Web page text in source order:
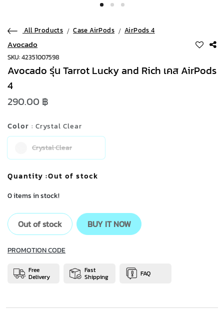
All Products Case AirPods AirPods 4
Avocado
SKU: 42351007598
Avocado รุ่น Tarrot Lucky and Rich เคส AirPods
4
290.00 ฿
Color : Crystal Clear
Crystal Clear
Quantity :Out of stock
0 items in stock!
Out of stock BUY IT NOW
PROMOTION CODE
Free
Delivery
Fast
Shipping FAQ